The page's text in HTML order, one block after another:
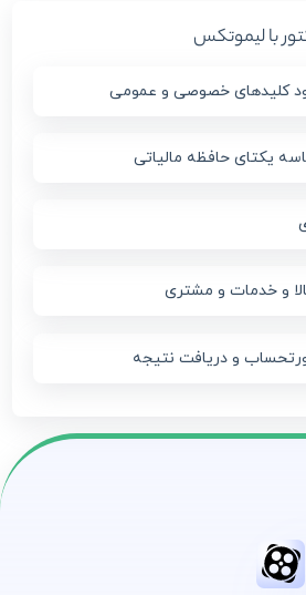
با لیموتکس
کلیدهای خصوصی و عمومی
یکتای حافظه مالیاتی
و خدمات و مشتری
و دریافت نتیجه